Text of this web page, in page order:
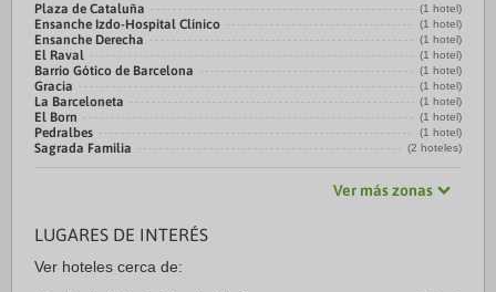
Plaza de Cataluña (1 hotel)
Ensanche Izdo-Hospital Clínico (1 hotel)
Ensanche Derecha (1 hotel)
El Raval (1 hotel)
Barrio Gótico de Barcelona (1 hotel)
Gracia (1 hotel)
La Barceloneta (1 hotel)
El Born (1 hotel)
Pedralbes (1 hotel)
Sagrada Familia (2 hoteles)
Ver más zonas
LUGARES DE INTERÉS
Ver hoteles cerca de: